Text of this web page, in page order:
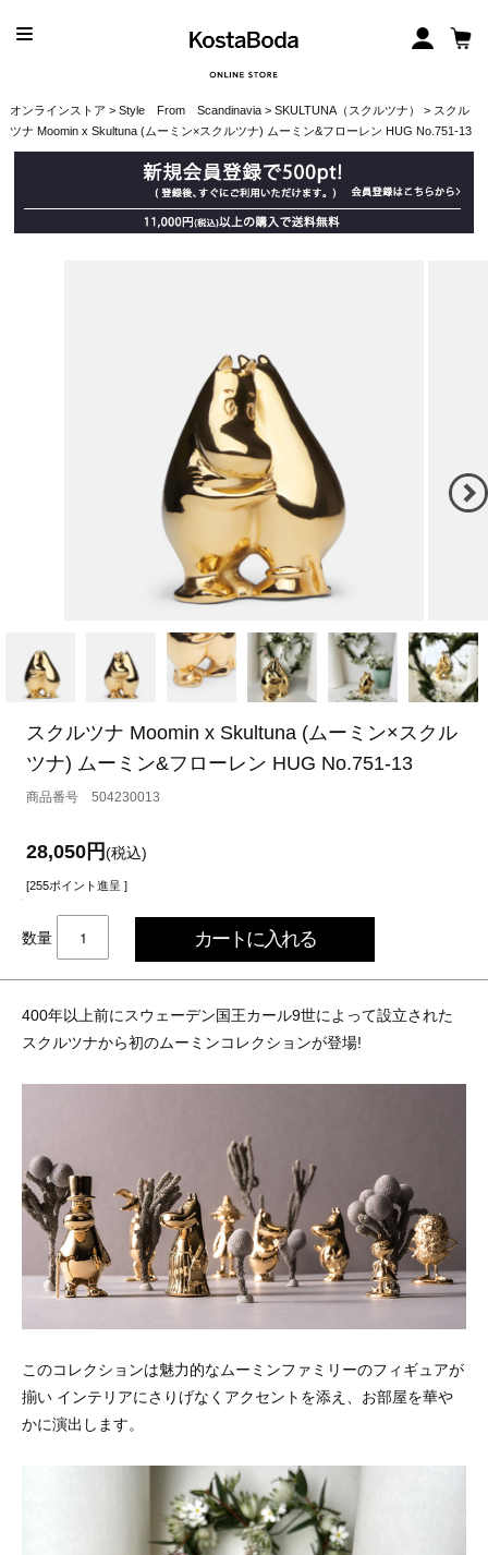
オンラインストア > Style From Scandinavia> SKULTUNA（スクルツナ）
> スクル
ツナ Moomin x Skultuna (ムーミン×スクルツナ) ムーミン&フローレン HUG No.751-13
スクルツナ Moomin x Skultuna (ムーミン×スクル
ツナ) ムーミン&フローレン HUG No.751-13
504230013
28,050円(税込)
[255ポイント進呈 ]
数量
400年以上前にスウェーデン国王カール9世によって設立された
スクルツナから初のムーミンコレクションが登場!
このコレクションは魅力的なムーミンファミリーのフィギュアが
揃い インテリアにさりげなくアクセントを添え、お部屋を華や
かに演出します。